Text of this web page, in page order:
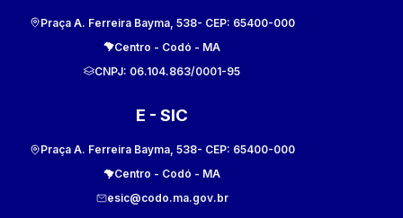
Praça A. Ferreira Bayma, 538- CEP: 65400-000
Centro - Codó - MA
CNPJ: 06.104.863/0001-95
E - SIC
Praça A. Ferreira Bayma, 538- CEP: 65400-000
Centro - Codó - MA
esic@codo.ma.gov.br